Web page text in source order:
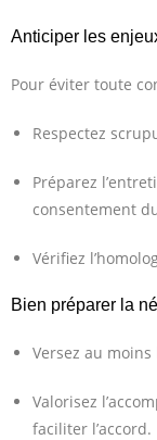
Anticiper les
Pour éviter toute
Respectez
Préparez
consentement
Vérifiez
Bien préparer la
Versez au moins
Valorisez
faciliter l’accord.